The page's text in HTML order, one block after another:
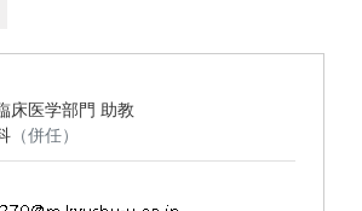
床医学部門 助教
（併任）